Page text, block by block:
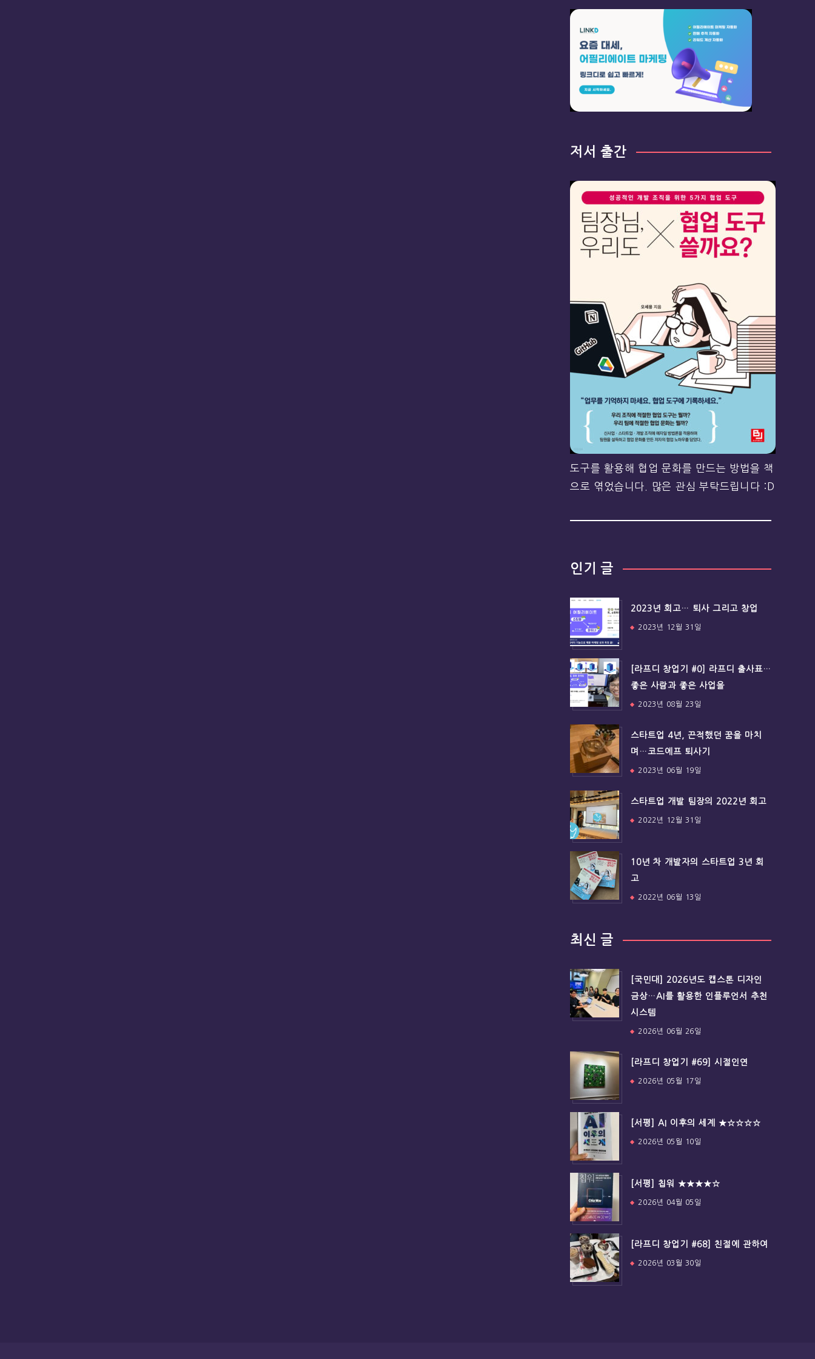
저서 출간
도구를 활용해 협업 문화를 만드는 방법을 책
으로 엮었습니다. 많은 관심 부탁드립니다 :D
인기 글
2023년 회고… 퇴사 그리고 창업
2023년 12월 31일
[라프디 창업기 #0] 라프디 출사표…
좋은 사람과 좋은 사업을
2023년 08월 23일
스타트업 4년, 끈적했던 꿈을 마치
며…코드에프 퇴사기
2023년 06월 19일
스타트업 개발 팀장의 2022년 회고
2022년 12월 31일
10년 차 개발자의 스타트업 3년 회
고
2022년 06월 13일
최신 글
[국민대] 2026년도 캡스톤 디자인
금상…AI를 활용한 인플루언서 추천
시스템
2026년 06월 26일
[라프디 창업기 #69] 시절인연
2026년 05월 17일
[서평] AI 이후의 세계 ★☆☆☆☆
2026년 05월 10일
[서평] 칩워 ★★★★☆
2026년 04월 05일
[라프디 창업기 #68] 친절에 관하여
2026년 03월 30일